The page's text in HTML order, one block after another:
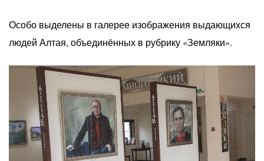
Особо выделены в галерее изображения выдающихся
людей Алтая, объединённых в рубрику «Земляки».